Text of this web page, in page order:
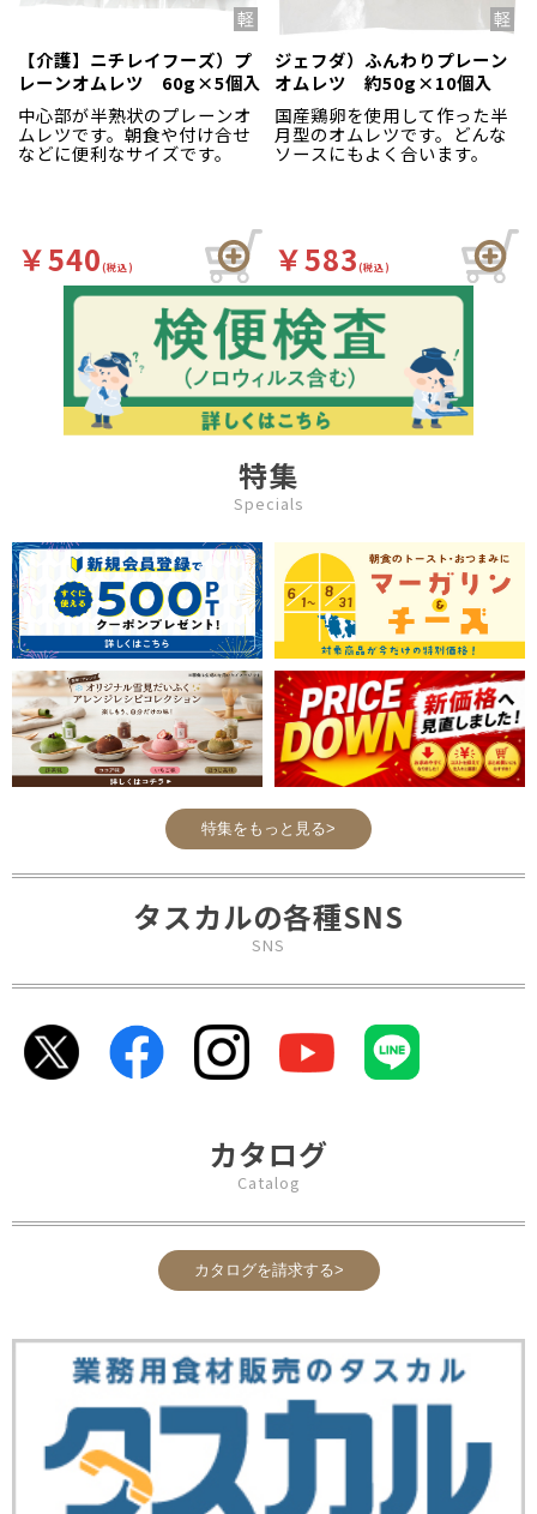
【介護】ニチレイフーズ）プ
レーンオムレツ 60g×5個入
中心部が半熟状のプレーンオ
ムレツです。朝食や付け合せ
などに便利なサイズです。
￥540(税込)
ジェフダ）ふんわりプレーン
オムレツ 約50g×10個入
国産鶏卵を使用して作った半
月型のオムレツです。どんな
ソースにもよく合います。
￥583(税込)
特集
Specials
特集をもっと見る>
タスカルの各種SNS
SNS
カタログ
Catalog
カタログを請求する>